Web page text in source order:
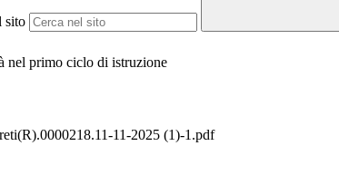
sito
nel primo ciclo di istruzione
11-2025 (1)-1.pdf